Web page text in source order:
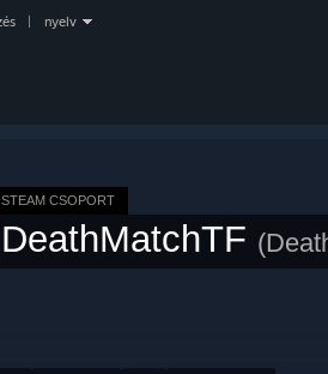
nyelv
STEAM CSOPORT
DeathMatchTF